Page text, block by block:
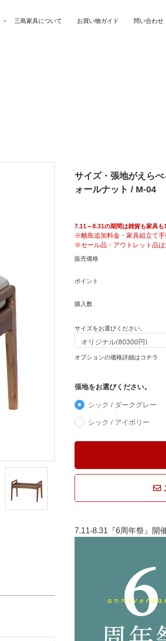
にじゆら
ひむか
LISA LARSON
三島家具について お買い物ガイド 問い合わせ
サイズ・張地がえら
ォールナット / M-04
7.11～8.31の期間は雑貨も家具
※離島追加料金・家具組立て
※セール品・アウトレット品
販売価格
ポイント
購入数
サイズをお選びください。
オプションの価格詳細はコチラ
張地をお選びください。
シック / ダークグレー
シック / アイボリー
7.11-8.31『6周年祭』開